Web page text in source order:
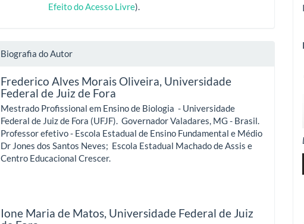
Efeito do Acesso Livre).
Biografia do Autor
Frederico Alves Morais Oliveira, Universidade
Federal de Juiz de Fora
Mestrado Profissional em Ensino de Biologia - Universidade
Federal de Juiz de Fora (UFJF). Governador Valadares, MG - Brasil.
Professor efetivo - Escola Estadual de Ensino Fundamental e Médio
Dr Jones dos Santos Neves; Escola Estadual Machado de Assis e
Centro Educacional Crescer.
Ione Maria de Matos, Universidade Federal de Juiz